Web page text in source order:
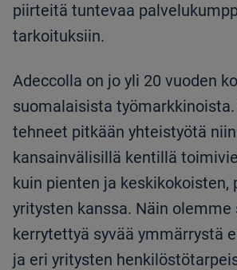
piirteitä tuntevaa
tarkoituksiin.
Adeccolla on jo yli 20 vuoden
suomalaisista
tehneet pitkään yhteistyötä
kansainvälisillä kentillä
kuin pienten ja keskikokoisten,
yritysten kanssa. Näin olemme
kerrytettyä syvää ymmärrystä
ja eri yritysten